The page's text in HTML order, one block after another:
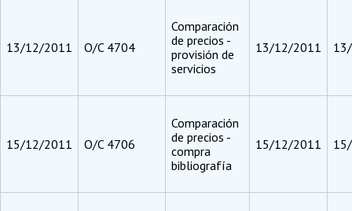
13/12/2011 O/C 4704
Comparación
de precios -
provisión de
servicios
13/12/2011
15/12/2011 O/C 4706
Comparación
de precios -
compra
bibliografía
15/12/2011